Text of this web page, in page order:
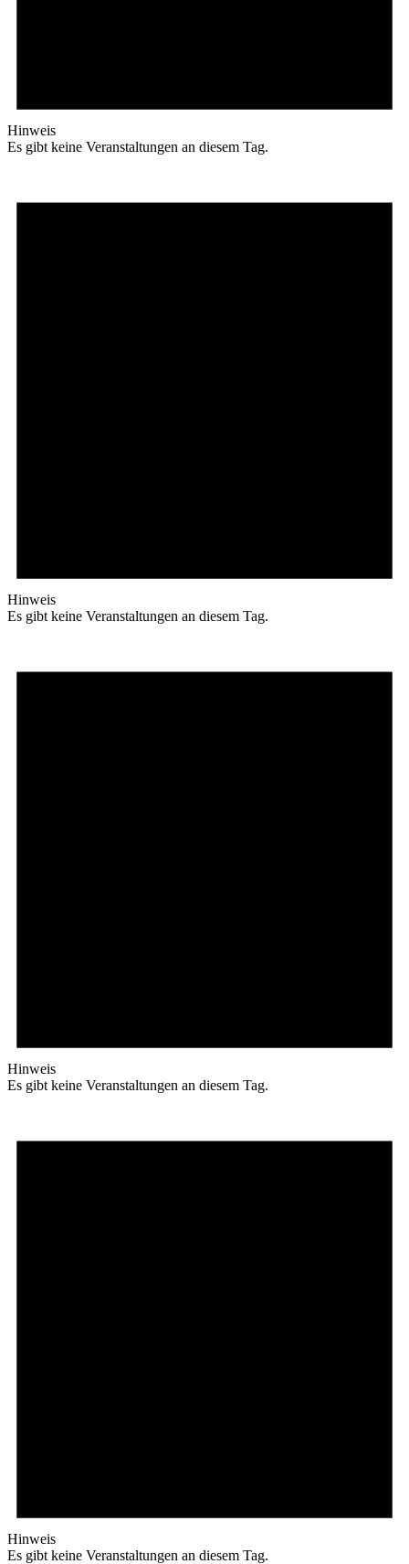
Hinweis
Es gibt keine Veranstaltungen an diesem Tag.
Hinweis
Es gibt keine Veranstaltungen an diesem Tag.
Hinweis
Es gibt keine Veranstaltungen an diesem Tag.
Hinweis
Es gibt keine Veranstaltungen an diesem Tag.